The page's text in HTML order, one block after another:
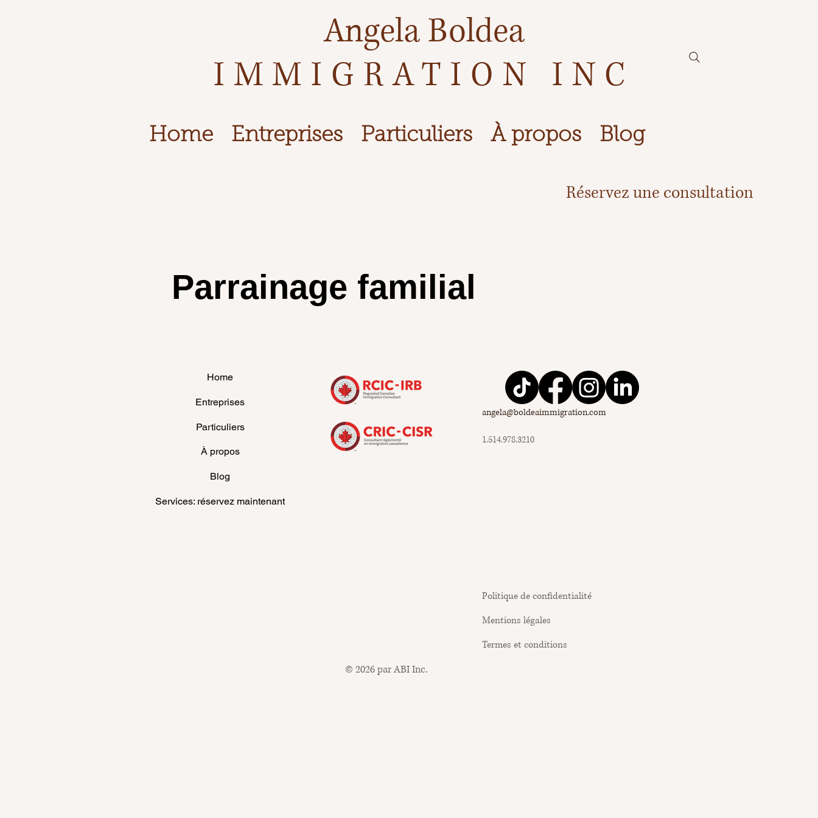
Angela Boldea
IMMIGRATION INC
Home Entreprises Particuliers À propos Blog
Réservez une consultation
Parrainage familial
Home
Entreprises
Particuliers
À propos
Blog
Services: réservez maintenant
angela@boldeaimmigration.com
1.514.978.3210
Politique de confidentialité
Mentions légales
Termes et conditions
© 2026 par ABI Inc.